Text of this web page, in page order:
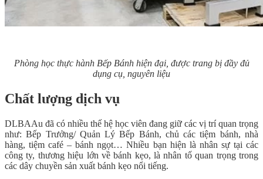
Phòng học thực hành Bếp Bánh hiện đại, được trang bị đầy đủ
dụng cụ, nguyên liệu
Chất lượng dịch vụ
DLBAAu đã có nhiều thế hệ học viên đang giữ các vị trí quan trọng
như: Bếp Trưởng/ Quản Lý Bếp Bánh, chủ các tiệm bánh, nhà
hàng, tiệm café – bánh ngọt… Nhiều bạn hiện là nhân sự tại các
công ty, thương hiệu lớn về bánh kẹo, là nhân tố quan trọng trong
các dây chuyền sản xuất bánh kẹo nổi tiếng.